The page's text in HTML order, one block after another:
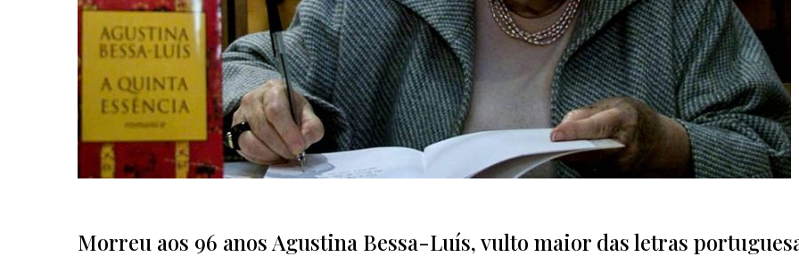
Morreu aos 96 anos Agustina Bessa-Luís, vulto maior das letras